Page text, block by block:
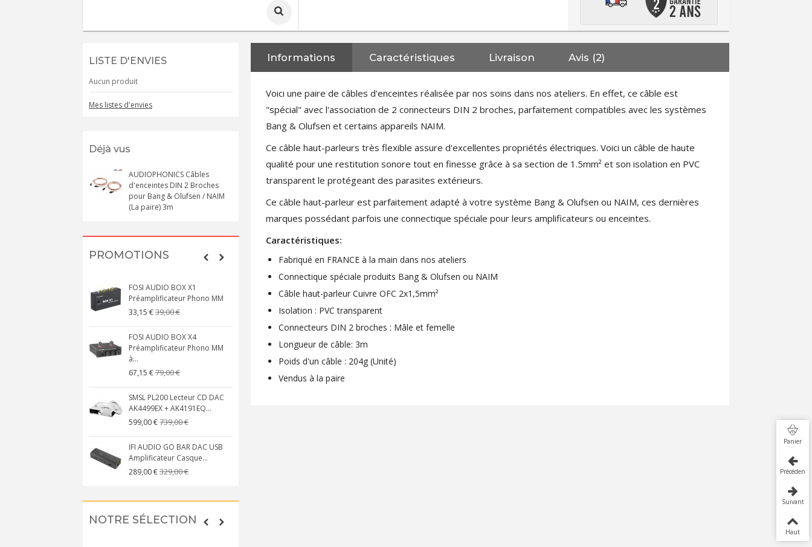
LISTE D'ENVIES
Aucun produit
Mes listes d'envies
Déjà vus
AUDIOPHONICS Câbles
d'enceintes DIN 2 Broches
pour Bang & Olufsen / NAIM
(La paire) 3m
PROMOTIONS
FOSI AUDIO BOX X1
Préamplificateur Phono MM
33,15 €39,00 €
FOSI AUDIO BOX X4
Préamplificateur Phono MM
à...
67,15 €79,00 €
SMSL PL200 Lecteur CD DAC
AK4499EX + AK4191EQ...
599,00 €739,00 €
IFI AUDIO GO BAR DAC USB
Amplificateur Casque...
289,00 €329,00 €
XLR Femelle 3 Pôles...
4,30 €4,95 €
MKSX4 Enceinte Subwoofer...
149,00 €179,90 €
AUDIOPHONICS DA-S250NC
NOTRE SÉLECTION
Informations Caractéristiques Livraison Avis (2)
Voici une paire de câbles d'enceintes réalisée par nos soins dans nos ateliers. En effet, ce câble est
"spécial" avec l'association de 2 connecteurs DIN 2 broches, parfaitement compatibles avec les systèmes
Bang & Olufsen et certains appareils NAIM.
Ce câble haut-parleurs très flexible assure d'excellentes propriétés électriques. Voici un câble de haute
qualité pour une restitution sonore tout en finesse grâce à sa section de 1.5mm² et son isolation en PVC
transparent le protégeant des parasites extérieurs.
Ce câble haut-parleur est parfaitement adapté à votre système Bang & Olufsen ou NAIM, ces dernières
marques possédant parfois une connectique spéciale pour leurs amplificateurs ou enceintes.
Caractéristiques:
Fabriqué en FRANCE à la main dans nos ateliers
Connectique spéciale produits Bang & Olufsen ou NAIM
Câble haut-parleur Cuivre OFC 2x1,5mm²
Isolation : PVC transparent
Connecteurs DIN 2 broches : Mâle et femelle
Longueur de câble: 3m
Poids d'un câble : 204g (Unité)
Vendus à la paire
Panier
Précédent
Suivant
Haut